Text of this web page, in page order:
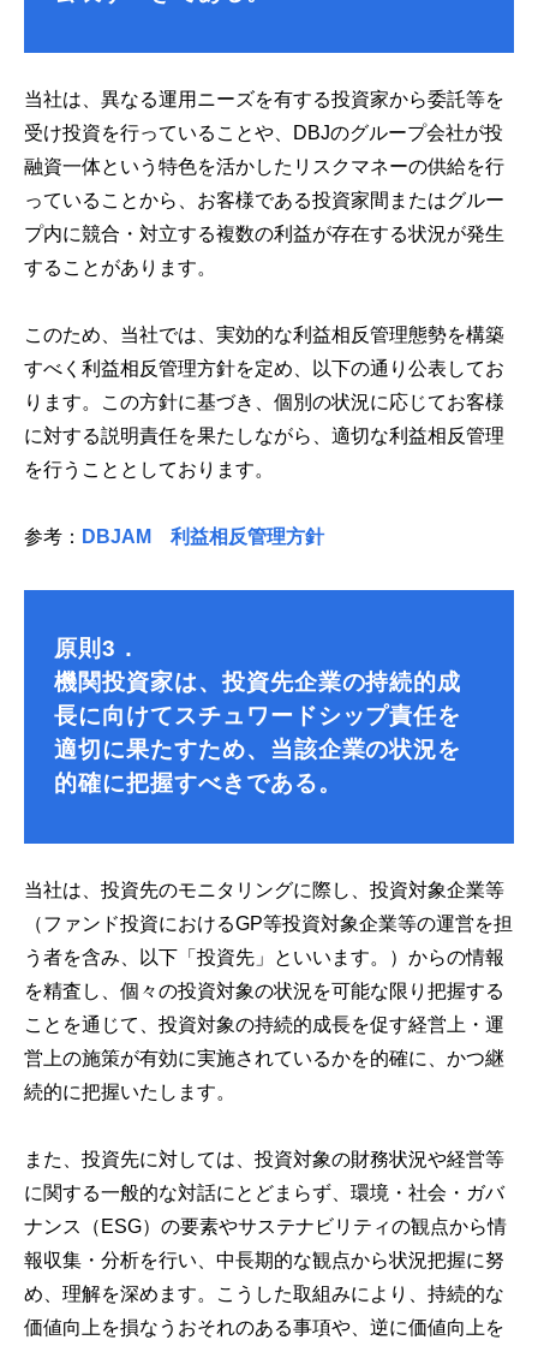
当社は、異なる運用ニーズを有する投資家から委託等を
受け投資を行っていることや、DBJのグループ会社が投
融資一体という特色を活かしたリスクマネーの供給を行
っていることから、お客様である投資家間またはグルー
プ内に競合・対立する複数の利益が存在する状況が発生
することがあります。
このため、当社では、実効的な利益相反管理態勢を構築
すべく利益相反管理方針を定め、以下の通り公表してお
ります。この方針に基づき、個別の状況に応じてお客様
に対する説明責任を果たしながら、適切な利益相反管理
を行うこととしております。
参考： DBJAM 利益相反管理方針
原則3．
機関投資家は、投資先企業の持続的成
長に向けてスチュワードシップ責任を
適切に果たすため、当該企業の状況を
的確に把握すべきである。
当社は、投資先のモニタリングに際し、投資対象企業等
（ファンド投資におけるGP等投資対象企業等の運営を担
う者を含み、以下「投資先」といいます。）からの情報
を精査し、個々の投資対象の状況を可能な限り把握する
ことを通じて、投資対象の持続的成長を促す経営上・運
営上の施策が有効に実施されているかを的確に、かつ継
続的に把握いたします。
また、投資先に対しては、投資対象の財務状況や経営等
に関する一般的な対話にとどまらず、環境・社会・ガバ
ナンス（ESG）の要素やサステナビリティの観点から情
報収集・分析を行い、中長期的な観点から状況把握に努
め、理解を深めます。こうした取組みにより、持続的な
価値向上を損なうおそれのある事項や、逆に価値向上を